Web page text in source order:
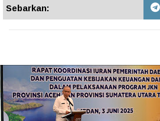
Sebarkan: